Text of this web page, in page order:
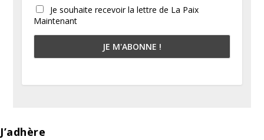
Je souhaite recevoir la lettre de La Paix
Maintenant
J’adhère